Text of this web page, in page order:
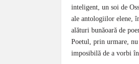
inteligent, un soi de
ale antologiilor elene,
alături bunăoară de
Poetul, prin urmare, nu
imposibilă de a vorbi